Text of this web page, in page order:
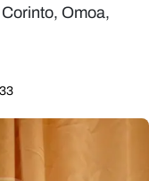
Omoa,